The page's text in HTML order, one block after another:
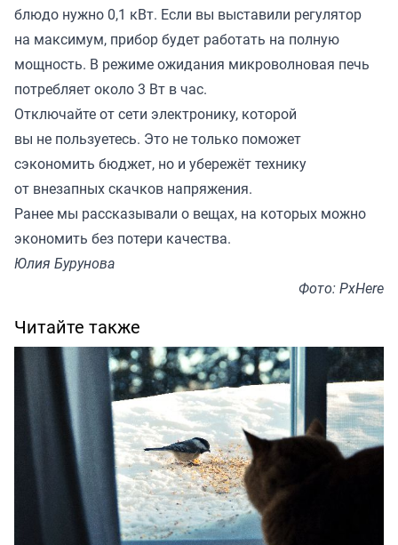
блюдо нужно 0,1 кВт. Если вы выставили регулятор
на максимум, прибор будет работать на полную
мощность. В режиме ожидания микроволновая печь
потребляет около 3 Вт в час.
Отключайте от сети электронику, которой
вы не пользуетесь. Это не только поможет
сэкономить бюджет, но и убережёт технику
от внезапных скачков напряжения.
Ранее мы рассказывали о вещах, на которых можно
экономить без потери качества.
Юлия Бурунова
Фото: PxHere
Читайте также